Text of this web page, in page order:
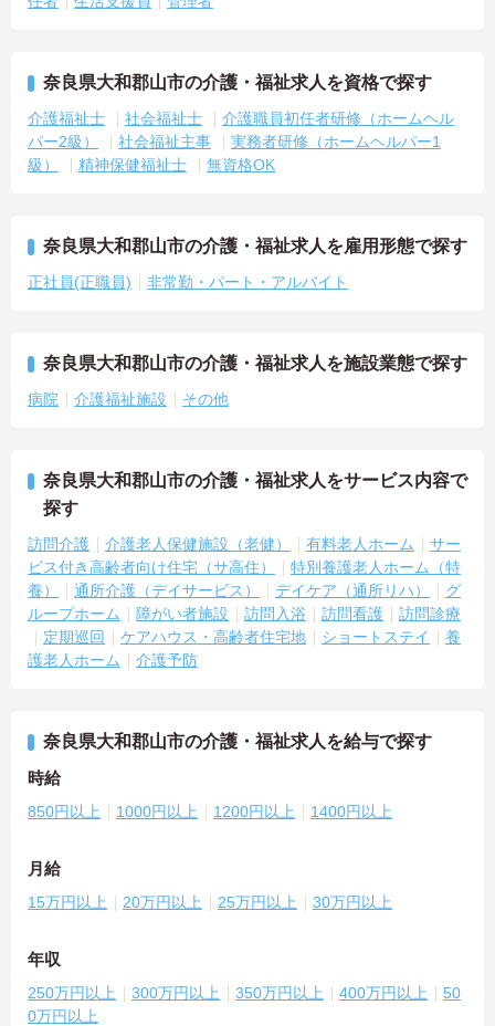
奈良県大和郡山市の介護・福祉求人を資格で探す
介護福祉士 社会福祉士
介護職員初任者研修（ホームヘル
パー2級）
社会福祉主事
実務者研修（ホームヘルパー1
級）
精神保健福祉士 無資格OK
奈良県大和郡山市の介護・福祉求人を雇用形態で探す
正社員(正職員) 非常勤・パート・アルバイト
奈良県大和郡山市の介護・福祉求人を施設業態で探す
病院 介護福祉施設 その他
奈良県大和郡山市の介護・福祉求人をサービス内容で
探す
訪問介護 介護老人保健施設（老健） 有料老人ホーム
サー
ビス付き高齢者向け住宅（サ高住）
特別養護老人ホーム（特
養）
通所介護（デイサービス） デイケア（通所リハ）
グ
ループホーム
障がい者施設 訪問入浴 訪問看護
訪問診療
定期巡回
ケアハウス・高齢者住宅地 ショートステイ
養
護老人ホーム
介護予防
奈良県大和郡山市の介護・福祉求人を給与で探す
時給
850円以上 1000円以上 1200円以上 1400円以上
月給
15万円以上 20万円以上 25万円以上 30万円以上
年収
250万円以上 300万円以上 350万円以上 400万円以上
50
0万円以上